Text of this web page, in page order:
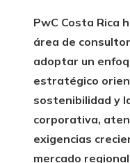
PwC Costa Rica
área de
adoptar un
estratégico
sostenibilidad y
corporativa,
exigencias
mercado